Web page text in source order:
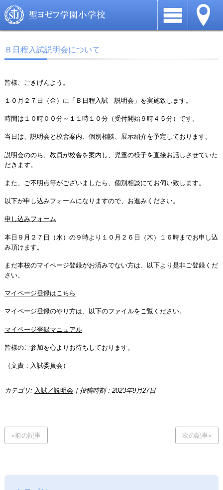
Ｂ日程入試説明会について
皆様、ごきげんよう。
１０月２７日（金）に「Ｂ日程入試 説明会」を実施致します。
時間は１０時００分～１１時１０分（受付開始９時４５分）です。
当日は、説明会と校舎案内、個別相談、展示紹介を予定しております。
説明会ののち、教員が校舎を案内し、児童の様子を直接お話しさせていた
だきます。
また、ご不明点等がございましたら、個別相談にてお伺い致します。
以下が申し込みフォームになりますので、お進みください。
申し込みフォーム
本日９月２７日（水）の９時より１０月２６日（木）１６時までお申し込
み頂けます。
まだ本校のマイページ登録がお済みでない方は、以下より是非ご登録くだ
さい。
マイページ登録はこちら
マイページ登録のやり方は、以下のファイルをご覧ください。
マイページ登録マニュアル
皆様のご参加を心よりお待ちしております。
（文責：入試委員会）
カテゴリ: 入試／説明会｜投稿時刻：2023年9月27日
«前の記事 次の記事»